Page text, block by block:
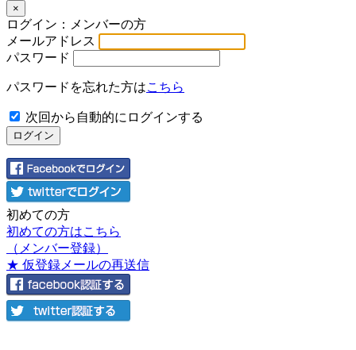
×
ログイン：メンバーの方
メールアドレス
パスワード
パスワードを忘れた方はこちら
次回から自動的にログインする
初めての方
初めての方はこちら
（メンバー登録）
★ 仮登録メールの再送信